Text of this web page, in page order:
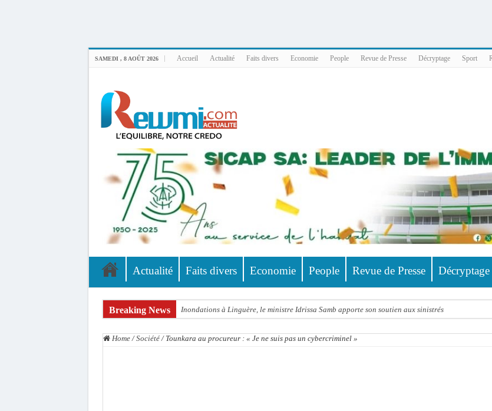
SAMEDI , 8 AOÛT 2026 Accueil Actualité Faits divers Economie People Revue de Presse Décryptage Sport
Actualité Faits divers Economie People Revue de Presse Décryptage
Breaking News Inondations à Linguère, le ministre Idrissa Samb apporte son soutien aux sinistrés
Scandale de pédophilie, acte contre nature : Un coach de football démasqué pour viols répétés
Home / Société / Tounkara au procureur : « Je ne suis pas un cybercriminel »